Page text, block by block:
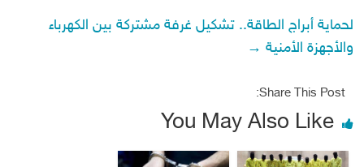
لحماية أبراج الطاقة.. تشكيل غرفة مشتركة بين الكهرباء
والأجهزة الأمنية →
Share This Post:
You May Also Like